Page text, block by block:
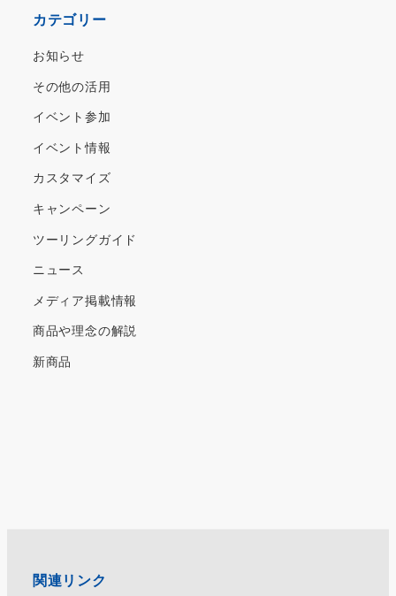
カテゴリー
お知らせ
その他の活用
イベント参加
イベント情報
カスタマイズ
キャンペーン
ツーリングガイド
ニュース
メディア掲載情報
商品や理念の解説
新商品
関連リンク